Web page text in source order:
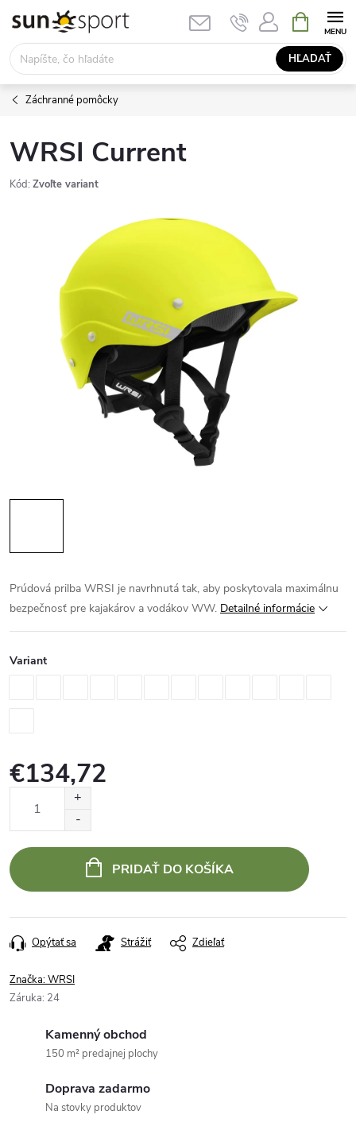
obsah
HĽADAŤ
KOŠÍK
Záchranné pomôcky
WRSI Current
Kód: Zvoľte variant
Prúdová prilba WRSI je navrhnutá tak, aby poskytovala maximálnu
bezpečnosť pre kajakárov a vodákov WW. Detailné informácie
Variant
€134,72
PRIDAŤ DO KOŠÍKA
Opýtať sa Strážiť Zdieľať
Značka:WRSI
Záruka: 24
Kamenný obchod
150 m² predajnej plochy
Doprava zadarmo
Na stovky produktov